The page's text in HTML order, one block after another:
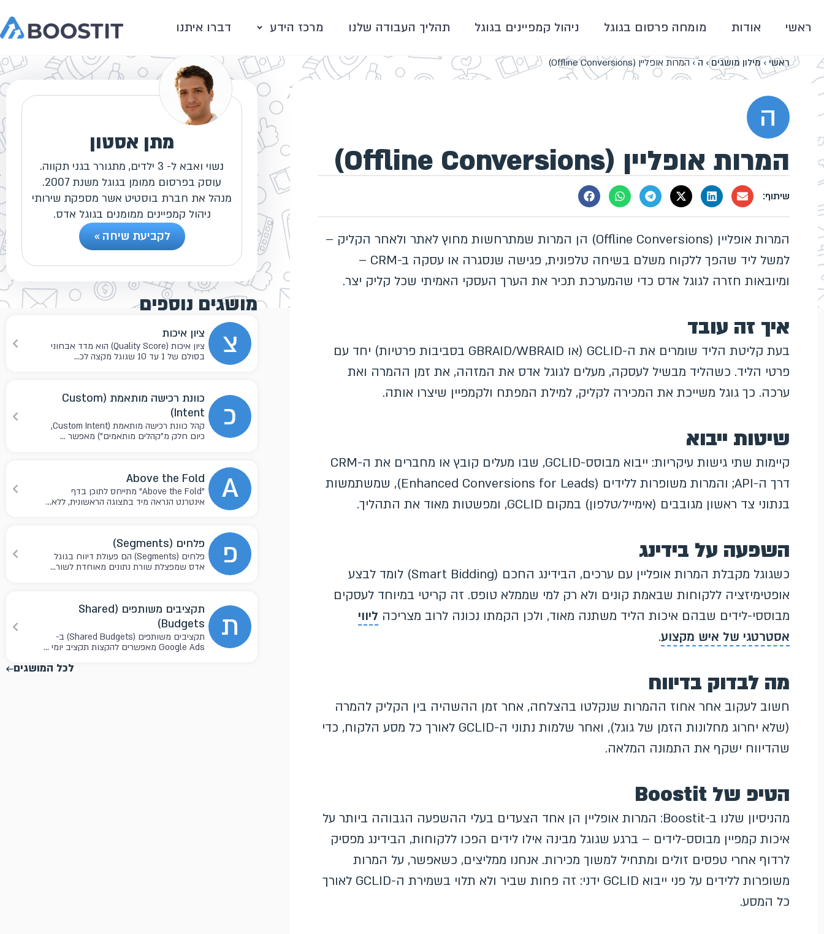
ראשי אודות מומחה פרסום בגוגל ניהול קמפיינים בגוגל תהליך העבודה שלנו מרכז הידע דברו איתנו
ראשי ›מילון מושגים› ה›המרות אופליין (Offline Conversions)
ה
המרות אופליין (Offline Conversions)
המרות אופליין (Offline Conversions) הן המרות שמתרחשות מחוץ לאתר ולאחר הקליק –
למשל ליד שהפך ללקוח משלם בשיחה טלפונית, פגישה שנסגרה או עסקה ב-CRM –
ומיובאות חזרה לגוגל אדס כדי שהמערכת תכיר את הערך העסקי האמיתי שכל קליק יצר.
איך זה עובד
בעת קליטת הליד שומרים את ה-GCLID (או GBRAID/WBRAID בסביבות פרטיות) יחד עם
פרטי הליד. כשהליד מבשיל לעסקה, מעלים לגוגל אדס את המזהה, את זמן ההמרה ואת
ערכה. כך גוגל משייכת את המכירה לקליק, למילת המפתח ולקמפיין שיצרו אותה.
שיטות ייבוא
קיימות שתי גישות עיקריות: ייבוא מבוסס-GCLID, שבו מעלים קובץ או מחברים את ה-CRM
דרך ה-API; והמרות משופרות ללידים (Enhanced Conversions for Leads), שמשתמשות
בנתוני צד ראשון מגובבים (אימייל/טלפון) במקום GCLID, ומפשטות מאוד את התהליך.
השפעה על בידינג
כשגוגל מקבלת המרות אופליין עם ערכים, הבידינג החכם (Smart Bidding) לומד לבצע
אופטימיזציה ללקוחות שבאמת קונים ולא רק למי שממלא טופס. זה קריטי במיוחד לעסקים
מבוססי-לידים שבהם איכות הליד משתנה מאוד, ולכן הקמתו נכונה לרוב מצריכה ליווי
אסטרטגי של איש מקצוע.
מה לבדוק בדיווח
חשוב לעקוב אחר אחוז ההמרות שנקלטו בהצלחה, אחר זמן ההשהיה בין הקליק להמרה
(שלא יחרוג מחלונות הזמן של גוגל), ואחר שלמות נתוני ה-GCLID לאורך כל מסע הלקוח, כדי
שהדיווח ישקף את התמונה המלאה.
הטיפ של Boostit
מהניסיון שלנו ב-Boostit: המרות אופליין הן אחד הצעדים בעלי ההשפעה הגבוהה ביותר על
איכות קמפיין מבוסס-לידים – ברגע שגוגל מבינה אילו לידים הפכו ללקוחות, הבידינג מפסיק
לרדוף אחרי טפסים זולים ומתחיל למשוך מכירות. אנחנו ממליצים, כשאפשר, על המרות
משופרות ללידים על פני ייבוא GCLID ידני: זה פחות שביר ולא תלוי בשמירת ה-GCLID לאורך
כל המסע.
מתן אסטון
נשוי ואבא ל- 3 ילדים, מתגורר בגני תקווה.
עוסק בפרסום ממומן בגוגל משנת 2007.
מנהל את חברת בוסטיט אשר מספקת שירותי
ניהול קמפיינים ממומנים בגוגל אדס.
לקביעת שיחה »
מושגים נוספים
צ ציון איכות
ציון איכות (Quality Score) הוא מדד אבחוני
בסולם של 1 עד 10 שגוגל מקצה לכ...
כ
כוונת רכישה מותאמת (Custom
Intent)
קהל כוונת רכישה מותאמת (Custom Intent,
כיום חלק מ"קהלים מותאמים") מאפשר ...
A
Above the Fold
"Above the Fold" מתייחס לתוכן בדף
אינטרנט הנראה מיד בתצוגה הראשונית, ללא...
פ פלחים (Segments)
פלחים (Segments) הם פעולת דיווח בגוגל
אדס שמפצלת שורת נתונים מאוחדת לשור...
ת
תקציבים משותפים (Shared
Budgets)
תקציבים משותפים (Shared Budgets) ב-
Google Ads מאפשרים להקצות תקציב יומי ...
לכל המושגים